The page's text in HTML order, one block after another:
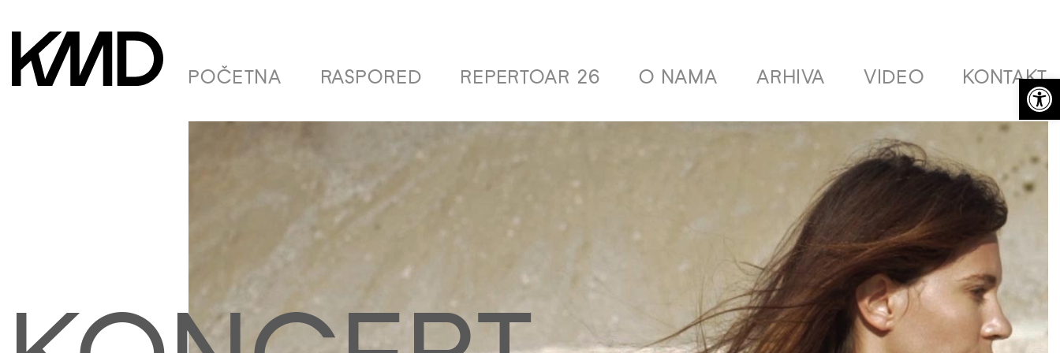
POČETNA RASPORED REPERTOAR 26 O NAMA ARHIVA VIDEO KONTAKT